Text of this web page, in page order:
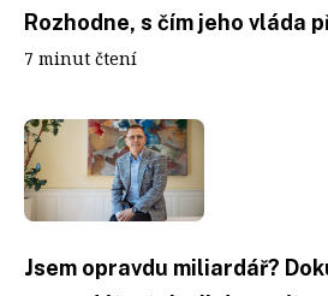
Rozhodne, s čím jeho vláda
7 minut čtení
Jsem opravdu miliardář?